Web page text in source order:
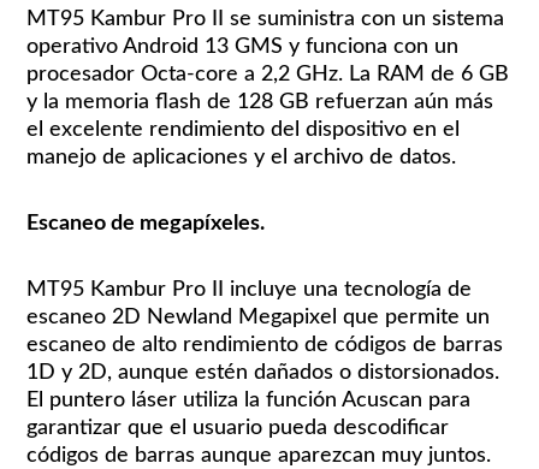
MT95 Kambur Pro II se suministra con un sistema
operativo Android 13 GMS y funciona con un
procesador Octa-core a 2,2 GHz. La RAM de 6 GB
y la memoria flash de 128 GB refuerzan aún más
el excelente rendimiento del dispositivo en el
manejo de aplicaciones y el archivo de datos.
Escaneo de megapíxeles.
MT95 Kambur Pro II incluye una tecnología de
escaneo 2D Newland Megapixel que permite un
escaneo de alto rendimiento de códigos de barras
1D y 2D, aunque estén dañados o distorsionados.
El puntero láser utiliza la función Acuscan para
garantizar que el usuario pueda descodificar
códigos de barras aunque aparezcan muy juntos.